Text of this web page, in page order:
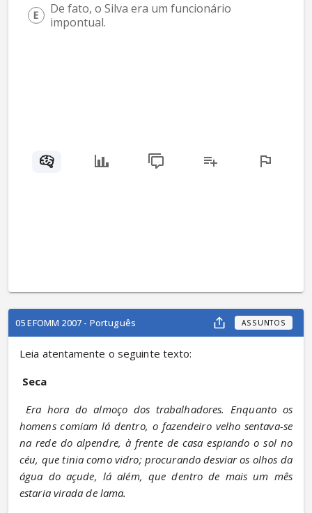
De fato, o Silva era um funcionário
impontual.
05 EFOMM 2007 - Português ASSUNTOS
Leia atentamente o seguinte texto:
Seca
Era hora do almoço dos trabalhadores. Enquanto os
homens comiam lá dentro, o fazendeiro velho sentava-se
na rede do alpendre, à frente de casa espiando o sol no
céu, que tinia como vidro; procurando desviar os olhos da
água do açude, lá além, que dentro de mais um mês
estaria virada de lama.